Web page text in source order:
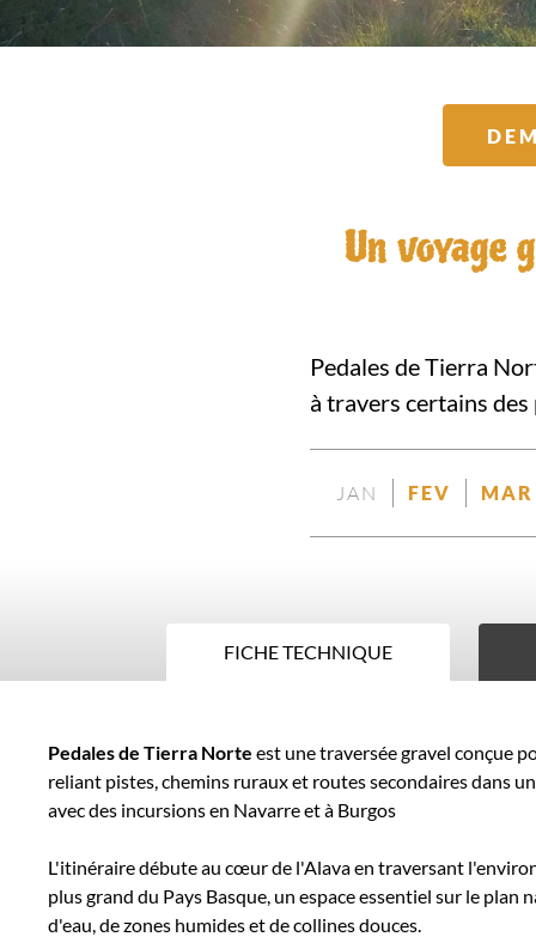
Un voyage
Pedales de Tierra
à travers certains
JAN
NON
DISPONIBLE
FEV MAR
FICHE TECHNIQUE
technique
Pedales de Tierra Norte est une traversée gravel conçue
reliant pistes, chemins ruraux et routes secondaires dans
avec des incursions en Navarre et à Burgos
L'itinéraire débute au cœur de l'Alava en traversant
plus grand du Pays Basque, un espace essentiel sur le
d'eau, de zones humides et de collines douces.